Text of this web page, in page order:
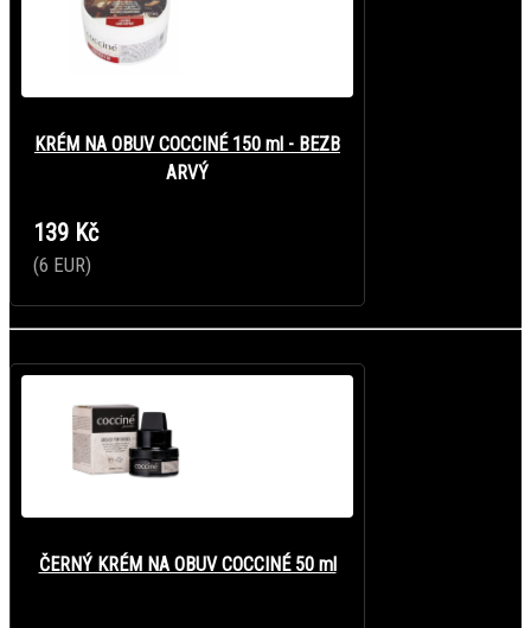
KRÉM NA OBUV COCCINÉ 150 ml - BEZB
ARVÝ
139 Kč
(6 EUR)
ČERNÝ KRÉM NA OBUV COCCINÉ 50 ml